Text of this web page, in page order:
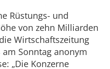
Rüstungs- und
von zehn Milliarden
Wirtschaftszeitung
am Sonntag anonym
„Die Konzerne